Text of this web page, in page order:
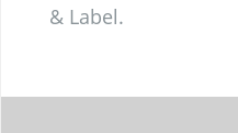
& Label.